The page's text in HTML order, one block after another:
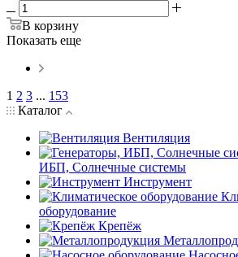
В корзину
Показать еще
1 2 3 ... 153
Каталог
Вентиляция
ИБП, Солнечные системы
Инструмент
оборудование
Крепёж